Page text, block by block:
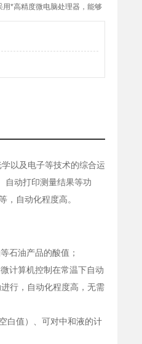
*高精度微电脑处理器，能够
终点、自动打印测量结果等
与计算机联网，发送检测数
以及电子等技术的综合运
自动打印测量结果等功
，自动化程度高。
油产品的酸值；
算机控制在常温下自动
行，自动化程度高，无需
值）、可对中和液的计